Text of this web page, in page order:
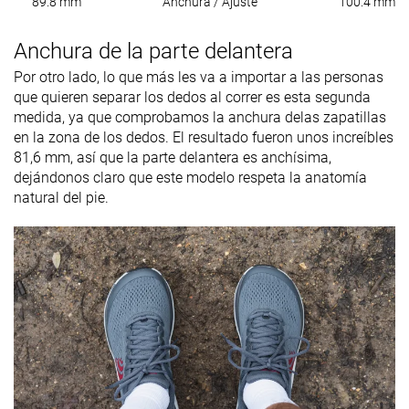
Anchura de la parte delantera
Por otro lado, lo que más les va a importar a las personas
que quieren separar los dedos al correr es esta segunda
medida, ya que comprobamos la anchura delas zapatillas
en la zona de los dedos. El resultado fueron unos increíbles
81,6 mm, así que la parte delantera es anchísima,
dejándonos claro que este modelo respeta la anatomía
natural del pie.